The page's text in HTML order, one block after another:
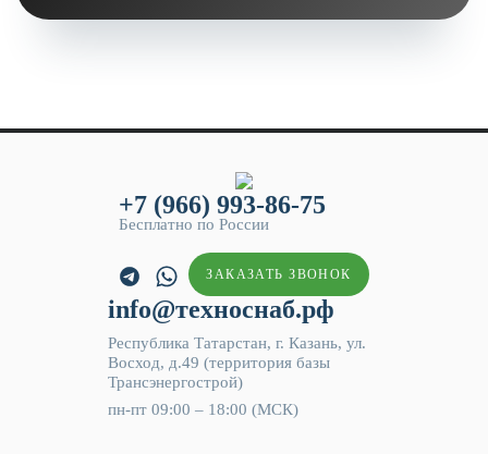
+7 (966) 993-86-75
Бесплатно по России
ЗАКАЗАТЬ ЗВОНОК
info@техноснаб.рф
Республика Татарстан, г. Казань, ул.
Восход, д.49 (территория базы
Трансэнергострой)
пн-пт 09:00 – 18:00 (МСК)